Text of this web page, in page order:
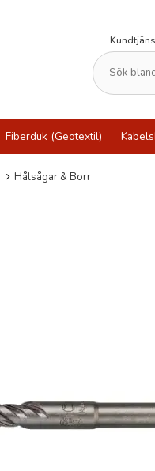
Fiberduk (Geotextil)
Hålsågar & Borr